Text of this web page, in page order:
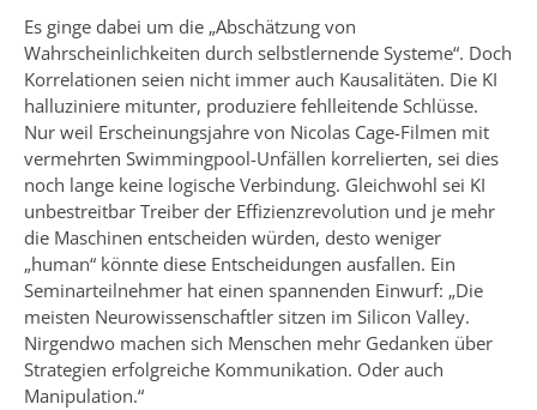
Es ginge dabei um die „Abschätzung von
Wahrscheinlichkeiten durch selbstlernende Systeme“. Doch
Korrelationen seien nicht immer auch Kausalitäten. Die KI
halluziniere mitunter, produziere fehlleitende Schlüsse.
Nur weil Erscheinungsjahre von Nicolas Cage-Filmen mit
vermehrten Swimmingpool-Unfällen korrelierten, sei dies
noch lange keine logische Verbindung. Gleichwohl sei KI
unbestreitbar Treiber der Effizienzrevolution und je mehr
die Maschinen entscheiden würden, desto weniger
„human“ könnte diese Entscheidungen ausfallen. Ein
Seminarteilnehmer hat einen spannenden Einwurf: „Die
meisten Neurowissenschaftler sitzen im Silicon Valley.
Nirgendwo machen sich Menschen mehr Gedanken über
Strategien erfolgreiche Kommunikation. Oder auch
Manipulation.“